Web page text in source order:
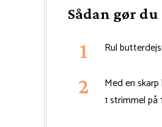
Sådan gør du
Rul
Med en
1 strimmel